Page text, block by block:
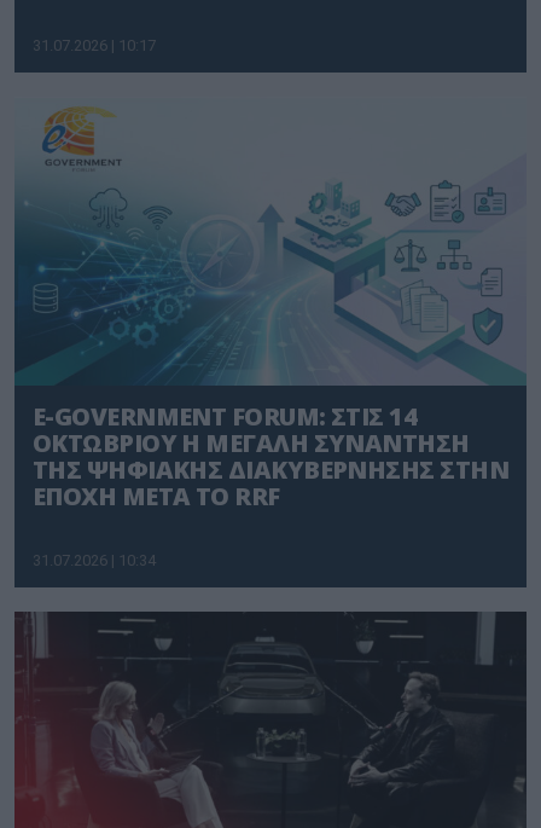
31.07.2026 | 10:17
E-GOVERNMENT FORUM: ΣΤΙΣ 14
ΟΚΤΩΒΡΙΟΥ Η ΜΕΓΑΛΗ ΣΥΝΑΝΤΗΣΗ
ΤΗΣ ΨΗΦΙΑΚΗΣ ΔΙΑΚΥΒΕΡΝΗΣΗΣ ΣΤΗΝ
ΕΠΟΧΗ ΜΕΤΑ ΤΟ RRF
31.07.2026 | 10:34